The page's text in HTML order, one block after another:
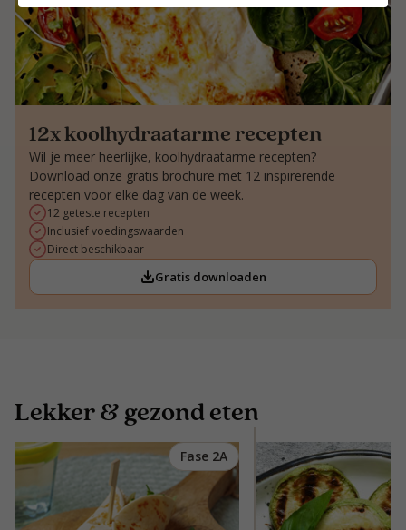
12x koolhydraatarme recepten
Wil je meer heerlijke, koolhydraatarme recepten?
Download onze gratis brochure met 12 inspirerende
recepten voor elke dag van de week.
12 geteste recepten
Inclusief voedingswaarden
Direct beschikbaar
Gratis downloaden
Lekker & gezond eten
Fase 2A